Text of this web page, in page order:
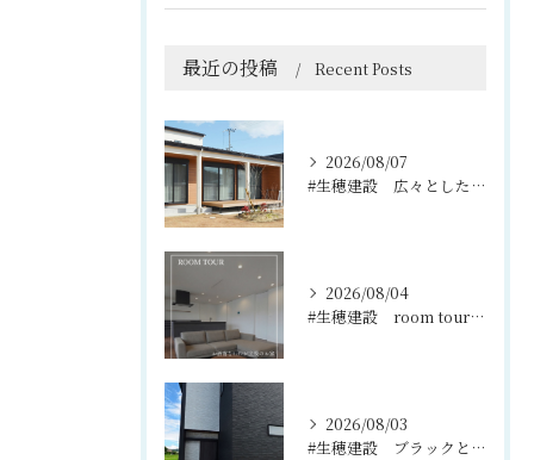
最近の投稿 Recent Posts
2026/08/07
#生穂建設 広々としたウッドデッキは、室内と庭を繋ぐ心地よい...
2026/08/04
#生穂建設 room tour🏠
2026/08/03
#生穂建設 ブラックとグレーのコントラストがスタイリッシュな...